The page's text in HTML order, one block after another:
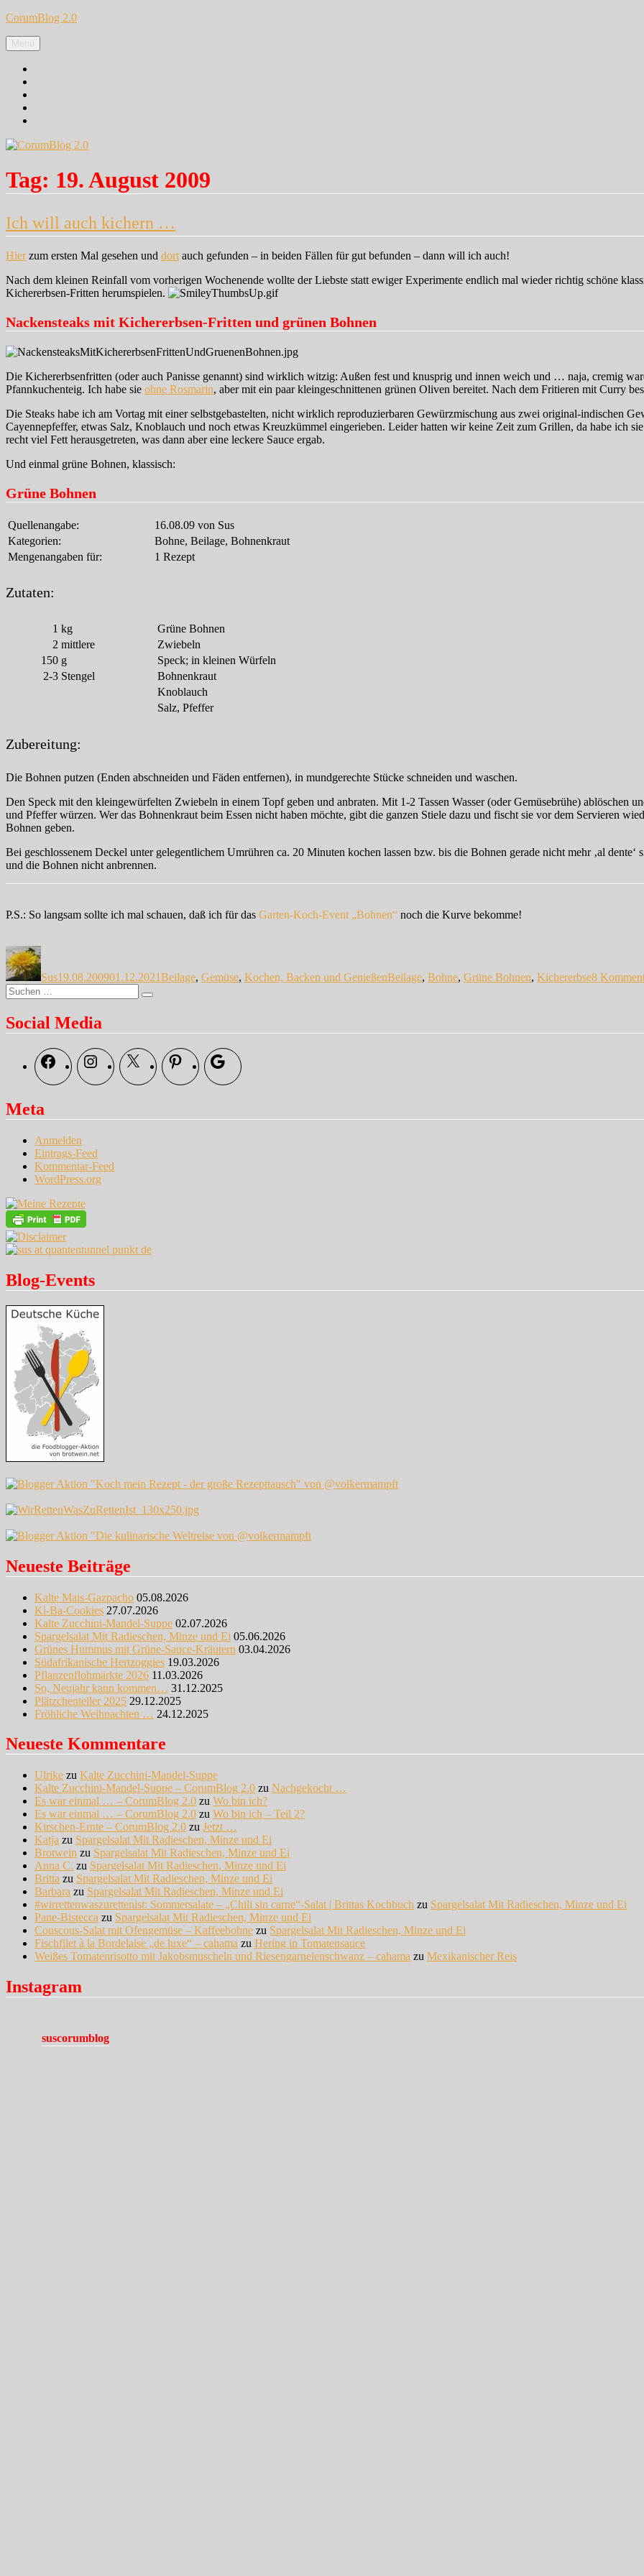
Zum
springen
CorumBlog 2.0
Menü
Tag: 19. August 2009
Ich will auch kichern …
Hierzum ersten Mal gesehen und dort auch gefunden – in beiden Fällen für gut befunden – dann will ich auch!
Nach dem kleinen Reinfall vom vorherigen Wochenende wollte der Liebste statt ewiger Experimente endlich mal wieder richtig schöne
Kichererbsen-Fritten herumspielen.
Nackensteaks mit Kichererbsen-Fritten und grünen Bohnen
Die Kichererbsenfritten (oder auch Panisse genannt) sind wirklich witzig: Außen fest und knusprig und innen weich und … naja, cremig
Pfannkuchenteig. Ich habe sie ohne Rosmarin, aber mit ein paar kleingeschnittenen grünen Oliven bereitet. Nach dem Fritieren mit Curry
Die Steaks habe ich am Vortag mit einer selbstgebastelten, nicht wirklich reproduzierbaren Gewürzmischung aus zwei original-indischen
Cayennepfeffer, etwas Salz, Knoblauch und noch etwas Kreuzkümmel eingerieben. Leider hatten wir keine Zeit zum Grillen, da habe ich
recht viel Fett herausgetreten, was dann aber eine leckere Sauce ergab.
Und einmal grüne Bohnen, klassisch:
Grüne Bohnen
Quellenangabe:
16.08.09 von Sus
Kategorien:
Bohne, Beilage, Bohnenkraut
Mengenangaben für:
1 Rezept
Zutaten:
1 kg
Grüne Bohnen
2 mittlere
Zwiebeln
150 g
Speck; in kleinen Würfeln
2-3 Stengel
Bohnenkraut
Knoblauch
Salz, Pfeffer
Zubereitung:
Die Bohnen putzen (Enden abschneiden und Fäden entfernen), in mundgerechte Stücke schneiden und waschen.
Den Speck mit den kleingewürfelten Zwiebeln in einem Topf geben und anbraten. Mit 1-2 Tassen Wasser (oder Gemüsebrühe) ablöschen
und Pfeffer würzen. Wer das Bohnenkraut beim Essen nicht haben möchte, gibt die ganzen Stiele dazu und fischt sie vor dem Servieren
Bohnen geben.
Bei geschlossenem Deckel unter gelegentlichem Umrühren ca. 20 Minuten kochen lassen bzw. bis die Bohnen gerade nicht mehr ‚al
und die Bohnen nicht anbrennen.
P.S.: So langsam sollte ich mal schauen, daß ich für das Garten-Koch-Event „Bohnen“ noch die Kurve bekomme!
Autor
Sus19.08.200901.12.2021Beilage, Gemüse, Kochen, Backen und GenießenBeilage, Bohne, Grüne Bohnen, Kichererbse8
Suche
nach:
Suchen
Social Media
FacebookInstagramX Pinterest Google
Meta
Anmelden
Eintrags-Feed
Kommentar-Feed
WordPress.org
Blog-Events
Neueste Beiträge
Kalte Mais-Gazpacho 05.08.2026
Ki-Ba-Cookies 27.07.2026
Kalte Zucchini-Mandel-Suppe 02.07.2026
Spargelsalat Mit Radieschen, Minze und Ei 05.06.2026
Grünes Hummus mit Grüne-Sauce-Kräutern 03.04.2026
Südafrikanische Hertzoggies 19.03.2026
Pflanzenflohmärkte 2026 11.03.2026
So, Neujahr kann kommen… 31.12.2025
Plätzchenteller 2025 29.12.2025
Fröhliche Weihnachten … 24.12.2025
Neueste Kommentare
Ulrike zu Kalte Zucchini-Mandel-Suppe
Kalte Zucchini-Mandel-Suppe – CorumBlog 2.0 zu Nachgekocht …
Es war einmal … – CorumBlog 2.0 zu Wo bin ich?
Es war einmal … – CorumBlog 2.0 zu Wo bin ich – Teil 2?
Kirschen-Ernte – CorumBlog 2.0 zu Jetzt …
Katja zu Spargelsalat Mit Radieschen, Minze und Ei
Brotwein zu Spargelsalat Mit Radieschen, Minze und Ei
Anna C. zu Spargelsalat Mit Radieschen, Minze und Ei
Britta zu Spargelsalat Mit Radieschen, Minze und Ei
Barbara zu Spargelsalat Mit Radieschen, Minze und Ei
#wirrettenwaszurettenist: Sommersalate – „Chili sin carne“-Salat | Brittas Kochbuch zu Spargelsalat Mit Radieschen, Minze und Ei
Pane-Bistecca zu Spargelsalat Mit Radieschen, Minze und Ei
Couscous-Salat mit Ofengemüse – Kaffeebohne zu Spargelsalat Mit Radieschen, Minze und Ei
Fischfilet à la Bordelaise „de luxe“ – cahama zu Hering in Tomatensauce
Weißes Tomatenrisotto mit Jakobsmuscheln und Riesengarnelenschwanz – cahama zu Mexikanischer Reis
Instagram
suscorumblog